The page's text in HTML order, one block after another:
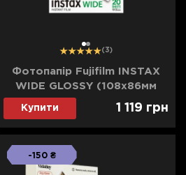
1 (3)
Фотопапір Fujifilm INSTAX
WIDE GLOSSY (108х86мм
2х10шт)
Купити 1 119 грн
-150 ₴